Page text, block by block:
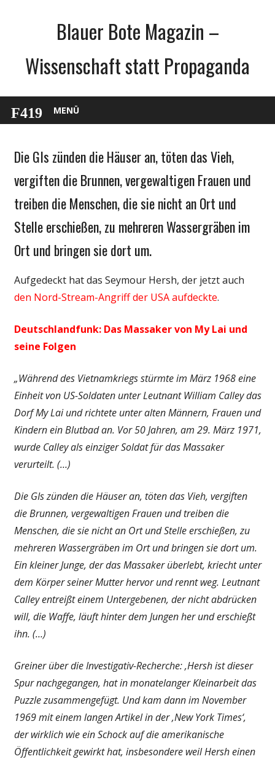
Blauer Bote Magazin –
Wissenschaft statt Propaganda
MENÜ
Gesellschaft
Politik
Wirtschaft
Wissenschaft
Die GIs zünden die Häuser an, töten das Vieh,
vergiften die Brunnen, vergewaltigen Frauen und
treiben die Menschen, die sie nicht an Ort und
Stelle erschießen, zu mehreren Wassergräben im
Ort und bringen sie dort um.
Aufgedeckt hat das Seymour Hersh, der jetzt auch
den Nord-Stream-Angriff der USA aufdeckte.
Deutschlandfunk: Das Massaker von My Lai und
seine Folgen
„Während des Vietnamkriegs stürmte im März 1968 eine
Einheit von US-Soldaten unter Leutnant William Calley das
Dorf My Lai und richtete unter alten Männern, Frauen und
Kindern ein Blutbad an. Vor 50 Jahren, am 29. März 1971,
wurde Calley als einziger Soldat für das Massaker
verurteilt. (…)
Die GIs zünden die Häuser an, töten das Vieh, vergiften
die Brunnen, vergewaltigen Frauen und treiben die
Menschen, die sie nicht an Ort und Stelle erschießen, zu
mehreren Wassergräben im Ort und bringen sie dort um.
Ein kleiner Junge, der das Massaker überlebt, kriecht unter
dem Körper seiner Mutter hervor und rennt weg. Leutnant
Calley entreißt einem Untergebenen, der nicht abdrücken
will, die Waffe, läuft hinter dem Jungen her und erschießt
ihn. (…)
Greiner über die Investigativ-Recherche: ‚Hersh ist dieser
Spur nachgegangen, hat in monatelanger Kleinarbeit das
Puzzle zusammengefügt. Und kam dann im November
1969 mit einem langen Artikel in der ‚New York Times‘,
der wirklich wie ein Schock auf die amerikanische
Öffentlichkeit gewirkt hat, insbesondere weil Hersh einen